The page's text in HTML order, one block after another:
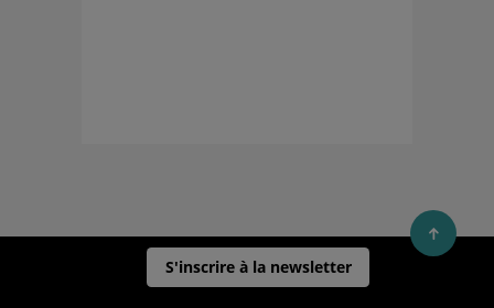
S'inscrire à la newsletter